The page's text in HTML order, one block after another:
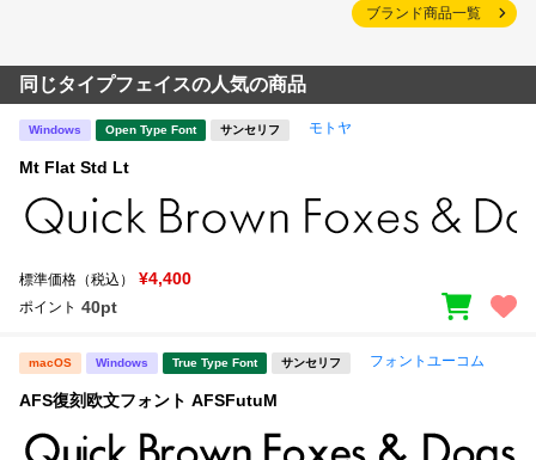
ブランド商品一覧
同じタイプフェイスの人気の商品
Windows Open Type Font サンセリフ モトヤ
Mt Flat Std Lt
標準価格（税込） ¥4,400
ポイント 40pt
macOS Windows True Type Font サンセリフ フォントユーコム
AFS復刻欧文フォント AFSFutuM